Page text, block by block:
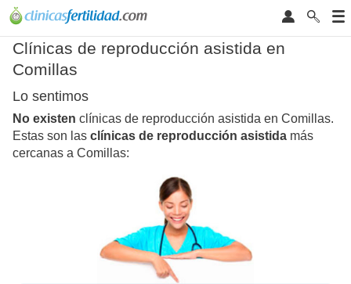
Clínicas de reproducción asistida en
Comillas
Lo sentimos
No existen clínicas de reproducción asistida en Comillas.
Estas son las clínicas de reproducción asistida más
cercanas a Comillas: